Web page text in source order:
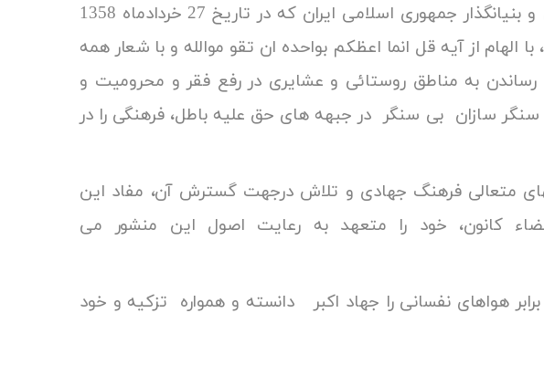
با درود بی پایان به روان پاک و مطهر امام خمینی (ره) رهبر کبیر انقلاب اسلامی و بنیانگذار جمهوری اسلامی ایران که در تاریخ 27 خردادماه 1358
از آیه قل انما اعظکم بواحده ان تقو موالله و با شعار همه
رساندن به مناطق روستائی و عشایری در رفع فقر و محرومیت و
سازان بی سنگر در جبهه های حق علیه باطل، فرهنگی را در
متعالی فرهنگ جهادی و تلاش درجهت گسترش آن، مفاد این
کانون، خود را متعهد به رعایت اصول این منشور می
هواهای نفسانی را جهاد اکبر دانسته و همواره تزکیه و خود